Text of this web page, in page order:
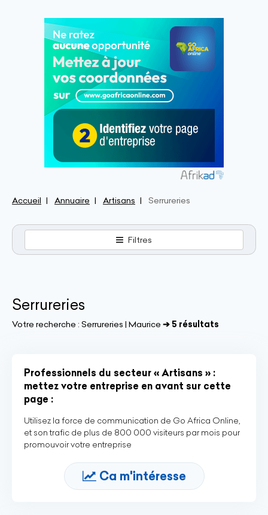
Accueil Annuaire Artisans Serrureries
Filtres
Serrureries
Votre recherche : Serrureries | Maurice ➔ 5 résultats
Professionnels du secteur « Artisans » :
mettez votre entreprise en avant sur cette
page :
Utilisez la force de communication de Go Africa Online,
et son trafic de plus de 800 000 visiteurs par mois pour
promouvoir votre entreprise
Ca m'intéresse